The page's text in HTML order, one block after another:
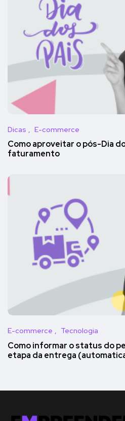
Dicas E-commerce
Como aproveitar o pós-Dia
faturamento
E-commerce Tecnologia
Como informar o status do
etapa da entrega